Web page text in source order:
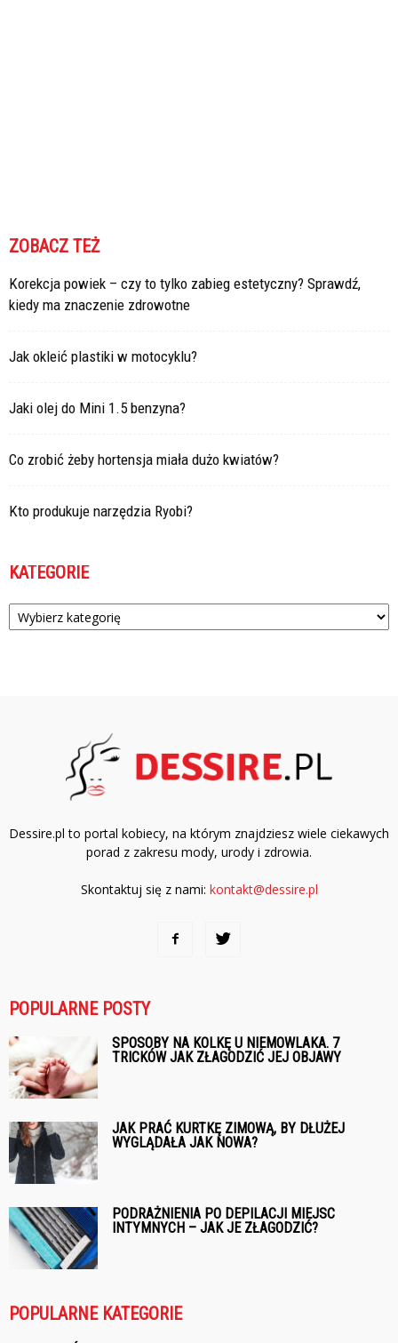
ZOBACZ TEŻ
Korekcja powiek – czy to tylko zabieg estetyczny? Sprawdź,
kiedy ma znaczenie zdrowotne
Jak okleić plastiki w motocyklu?
Jaki olej do Mini 1.5 benzyna?
Co zrobić żeby hortensja miała dużo kwiatów?
Kto produkuje narzędzia Ryobi?
KATEGORIE
Kategorie
Dessire.pl to portal kobiecy, na którym znajdziesz wiele ciekawych
porad z zakresu mody, urody i zdrowia.
Skontaktuj się z nami: kontakt@dessire.pl
POPULARNE POSTY
SPOSOBY NA KOLKĘ U NIEMOWLAKA. 7
TRICKÓW JAK ZŁAGODZIĆ JEJ OBJAWY
JAK PRAĆ KURTKĘ ZIMOWĄ, BY DŁUŻEJ
WYGLĄDAŁA JAK NOWA?
PODRAŻNIENIA PO DEPILACJI MIEJSC
INTYMNYCH – JAK JE ZŁAGODZIĆ?
POPULARNE KATEGORIE